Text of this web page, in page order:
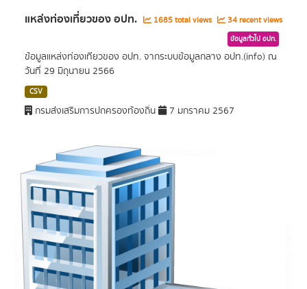
แหล่งท่องเที่ยวของ อปท. 1685 total views 34 recent views
ข้อมูลทั่วไป อปท.
ข้อมูลแหล่งท่องเทียวของ อปท. จากระบบข้อมูลกลาง อปท.(info) ณ
วันที่ 29 มิถุนายน 2566
CSV
กรมส่งเสริมการปกครองท้องถิ่น 7 มกราคม 2567